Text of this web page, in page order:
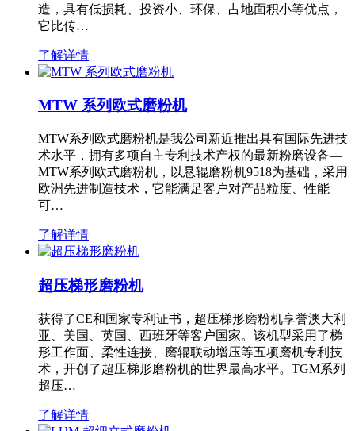
造，具有低损耗、投资小、环保、占地面积小等优点，
它比传…
了解详情
MTW 系列欧式磨粉机
MTW系列欧式磨粉机是我公司新近推出具有国际先进技
术水平，拥有多项自主专利技术产权的最新粉磨设备—
MTW系列欧式磨粉机，以悬辊磨粉机9518为基础，采用
欧洲先进制造技术，它能满足客户对产品粒度、性能
可…
了解详情
超压梯形磨粉机
获得了CE和国家专利证书，超压梯形磨粉机享誉澳大利
亚、美国、英国、西班牙等客户国家。该机型采用了梯
形工作面、柔性连接、磨辊联动增压等五项磨机专利技
术，开创了超压梯形磨粉机的世界最高水平。TGM系列
超压…
了解详情